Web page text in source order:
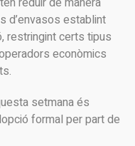
d’envasos establint
restringint certs tipus
econòmics
setmana és
formal per part de